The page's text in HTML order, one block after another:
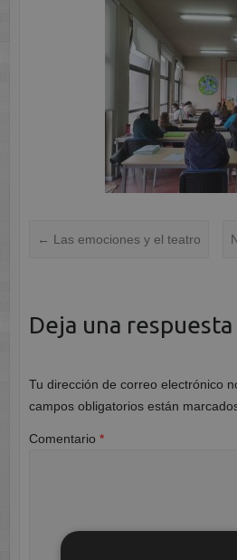
← Las emociones y el teatro
Deja una respuesta
Tu dirección de correo electrónico
campos obligatorios están
Comentario *